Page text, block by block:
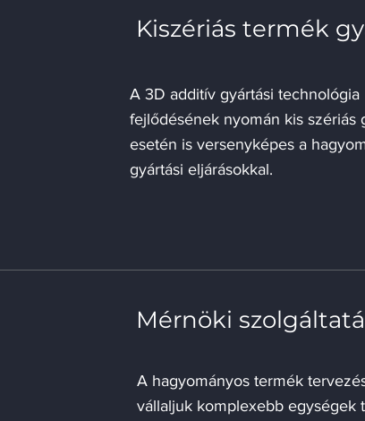
Kiszériás termék
A 3D additív gyártási technológia
fejlődésének nyomán kis szériás
esetén is versenyképes a
gyártási eljárásokkal.
Mérnöki
A hagyományos termék
vállaljuk komplexebb egységek